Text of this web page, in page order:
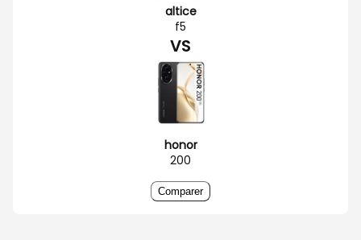
altice
f5
VS
honor
200
Comparer